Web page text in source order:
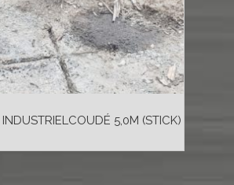
5,0M (STICK)